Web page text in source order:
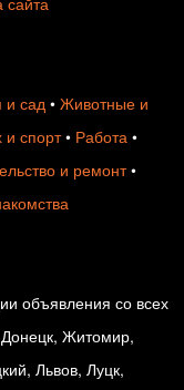
сад• Животные и
спорт• Работа •
и ремонт•
объявления со всех
Житомир,
Львов, Луцк,